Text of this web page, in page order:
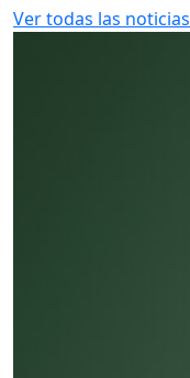
Ver todas las noticias